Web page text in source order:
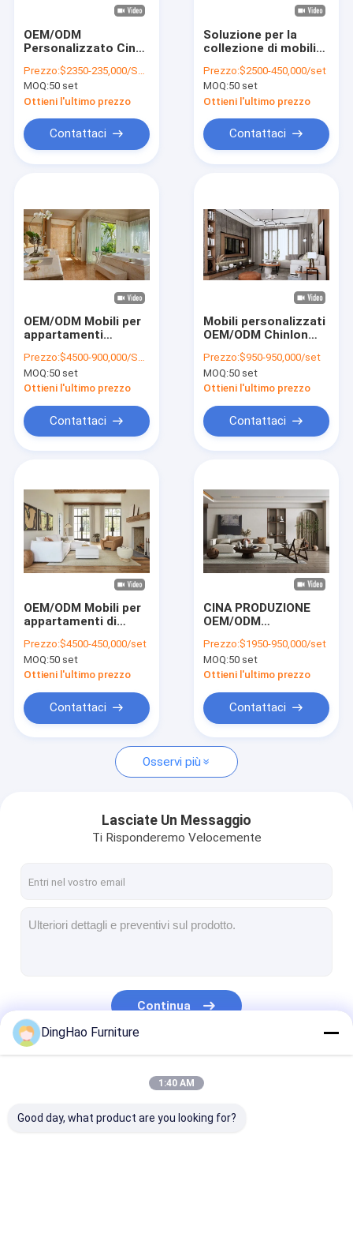
Prodotti
Video
Spettacolo VR
Controllo Qualità
Contattaci
Ora chiacchieri
Arredamento fisso
OEM/ODM
Personalizzato Cina
mobili per
appartamenti con
struttura in legno
massello, Miglior
prezzo Opzioni
personali
Prezzo:$2350-235,000/SET
MOQ:50 set
Ottieni l'ultimo prezzo
Contattaci
Soluzione per la
collezione di mobili
personalizzati
OEM/ODM per club,
set di mobili per
monolocali con
struttura in legno
massello
Prezzo:$2500-450,000/set
MOQ:50 set
Ottieni l'ultimo prezzo
Contattaci
OEM/ODM Mobili per
appartamenti
Essentials: Set di
collezione di mobili
personalizzati al
Prezzo:$4500-900,000/SET
MOQ:50 set
Ottieni l'ultimo prezzo
Contattaci
Mobili personalizzati
OEM/ODM Chinlon
appartamenti, mobili
personalizzati in
legno massello
Prezzo:$950-950,000/set
MOQ:50 set
Ottieni l'ultimo prezzo
Contattaci
OEM/ODM Mobili per
appartamenti di
personalizzati con
camera da letto Set
con deposito Letto e
Design
Prezzo:$4500-450,000/set
MOQ:50 set
Ottieni l'ultimo prezzo
Contattaci
CINA PRODUZIONE
OEM/ODM
PER APPARTAMENTI,
ARREDAMENTO
SOGGIORNO,
SPAZI ABITATIVI AL
MIGLIOR PREZZO
Prezzo:$1950-950,000/set
MOQ:50 set
Ottieni l'ultimo prezzo
Contattaci
Osservi più
Lasciate Un Messaggio
Ti Risponderemo Velocemente
Continua
DingHao Furniture
1:40 AM
Good day, what product are you looking for?